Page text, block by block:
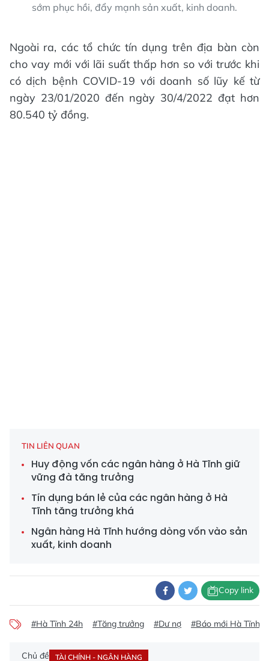
sớm phục hồi, đẩy mạnh sản xuất, kinh doanh.
Ngoài ra, các tổ chức tín dụng trên địa bàn còn
cho vay mới với lãi suất thấp hơn so với trước khi
có dịch bệnh COVID-19 với doanh số lũy kế từ
ngày 23/01/2020 đến ngày 30/4/2022 đạt hơn
80.540 tỷ đồng.
TIN LIÊN QUAN
Huy động vốn các ngân hàng ở Hà Tĩnh giữ
vững đà tăng trưởng
Tín dụng bán lẻ của các ngân hàng ở Hà
Tĩnh tăng trưởng khá
Ngân hàng Hà Tĩnh hướng dòng vốn vào sản
xuất, kinh doanh
Copy link
#Hà Tĩnh 24h #Tăng trưởng #Dư nợ #Báo mới Hà Tĩnh
Chủ đề TÀI CHÍNH - NGÂN HÀNG